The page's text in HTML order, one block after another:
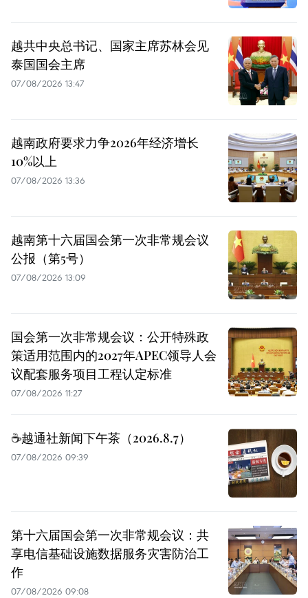
越共中央总书记、国家主席苏林会见
泰国国会主席
07/08/2026 13:47
越南政府要求力争2026年经济增长
10%以上
07/08/2026 13:36
越南第十六届国会第一次非常规会议
公报（第5号）
07/08/2026 13:09
国会第一次非常规会议：公开特殊政
策适用范围内的2027年APEC领导人会
议配套服务项目工程认定标准
07/08/2026 11:27
☕️越通社新闻下午茶（2026.8.7）
07/08/2026 09:39
第十六届国会第一次非常规会议：共
享电信基础设施数据服务灾害防治工
作
07/08/2026 09:08